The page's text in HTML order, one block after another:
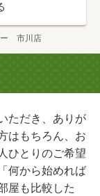
ー 市川店
ただき、ありが
はもちろん、お
ひとりのご希望
何から始めれば
屋も比較した